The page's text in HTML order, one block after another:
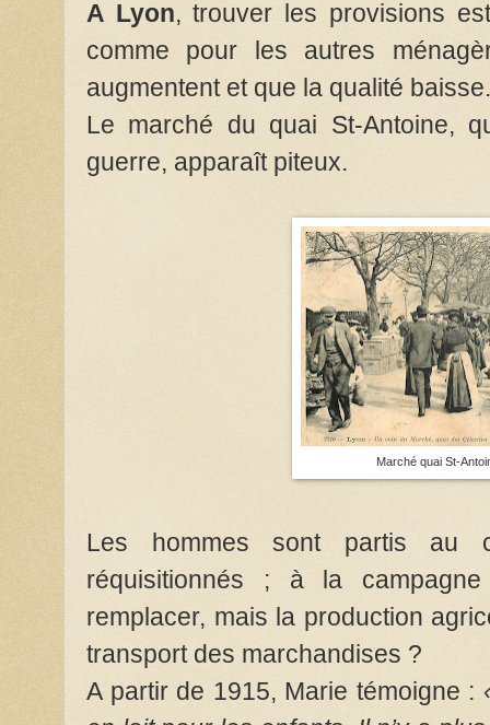
A Lyon, trouver les provisions
comme pour les autres
augmentent et que la qualité
Le marché du quai St-Antoine,
guerre, apparaît piteux.
Marché quai St-
Les hommes sont partis au
réquisitionnés ; à la
remplacer, mais la production
transport des marchandises ?
A partir de 1915, Marie témoigne :